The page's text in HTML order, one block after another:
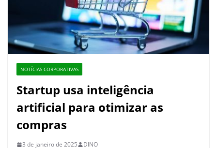
NOTÍCIAS CORPORATIVAS
Startup usa inteligência
artificial para otimizar as
compras
3 de janeiro de 2025 DINO